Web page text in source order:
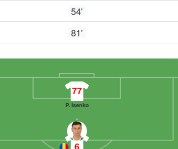
54'
81'
77
P. Isenko